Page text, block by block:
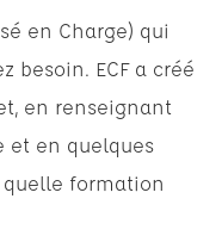
en Charge) qui
besoin. ECF a créé
en renseignant
et en quelques
formation